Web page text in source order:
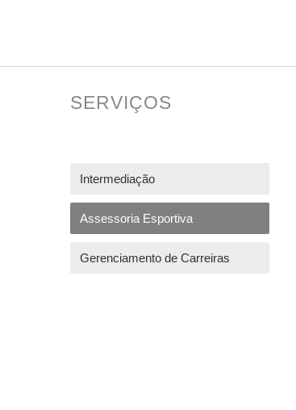
SERVIÇOS
Intermediação
Assessoria Esportiva
Gerenciamento de Carreiras